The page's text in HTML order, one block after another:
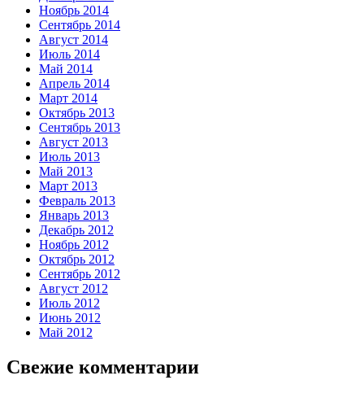
Ноябрь 2014
Сентябрь 2014
Август 2014
Июль 2014
Май 2014
Апрель 2014
Март 2014
Октябрь 2013
Сентябрь 2013
Август 2013
Июль 2013
Май 2013
Март 2013
Февраль 2013
Январь 2013
Декабрь 2012
Ноябрь 2012
Октябрь 2012
Сентябрь 2012
Август 2012
Июль 2012
Июнь 2012
Май 2012
Свежие комментарии